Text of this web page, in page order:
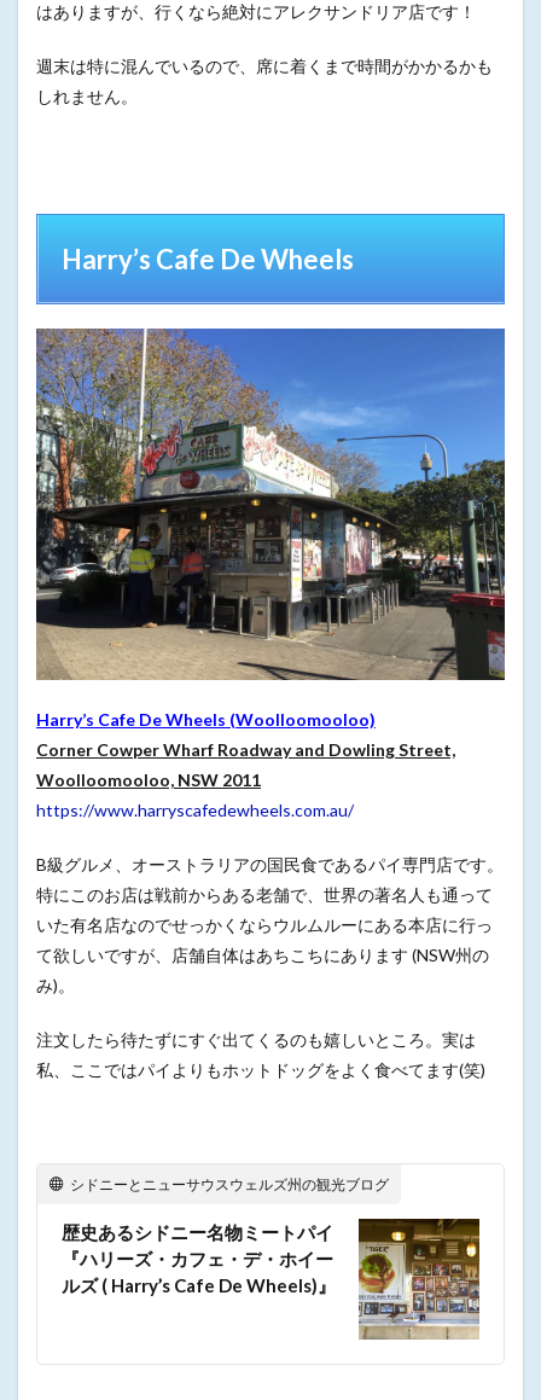
はありますが、行くなら絶対にアレクサンドリア店です！
週末は特に混んでいるので、席に着くまで時間がかかるかも
しれません。
Harry’s Cafe De Wheels
Harry’s Cafe De Wheels (Woolloomooloo)
Corner Cowper Wharf Roadway and Dowling Street,
Woolloomooloo, NSW 2011
https://www.harryscafedewheels.com.au/
B級グルメ、オーストラリアの国民食であるパイ専門店です。
特にこのお店は戦前からある老舗で、世界の著名人も通って
いた有名店なのでせっかくならウルムルーにある本店に行っ
て欲しいですが、店舗自体はあちこちにあります (NSW州の
み)。
注文したら待たずにすぐ出てくるのも嬉しいところ。実は
私、ここではパイよりもホットドッグをよく食べてます(笑)
シドニーとニューサウスウェルズ州の観光ブログ
歴史あるシドニー名物ミートパイ
『ハリーズ・カフェ・デ・ホイー
ルズ ( Harry’s Cafe De Wheels)』